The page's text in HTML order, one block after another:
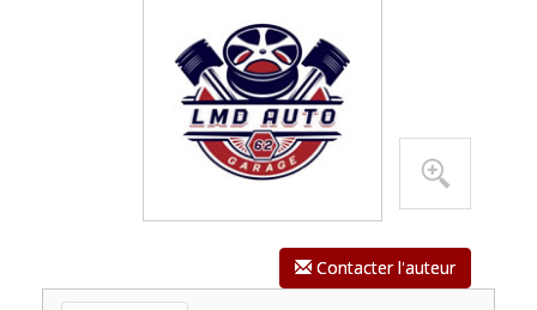
Contacter l'auteur